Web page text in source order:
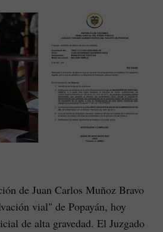
de Juan Carlos Muñoz Bravo
vial" de Popayán, hoy
de alta gravedad. El Juzgado